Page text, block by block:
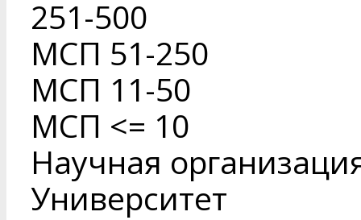
251-500
МСП 51-250
МСП 11-50
МСП <= 10
Научная
Университет